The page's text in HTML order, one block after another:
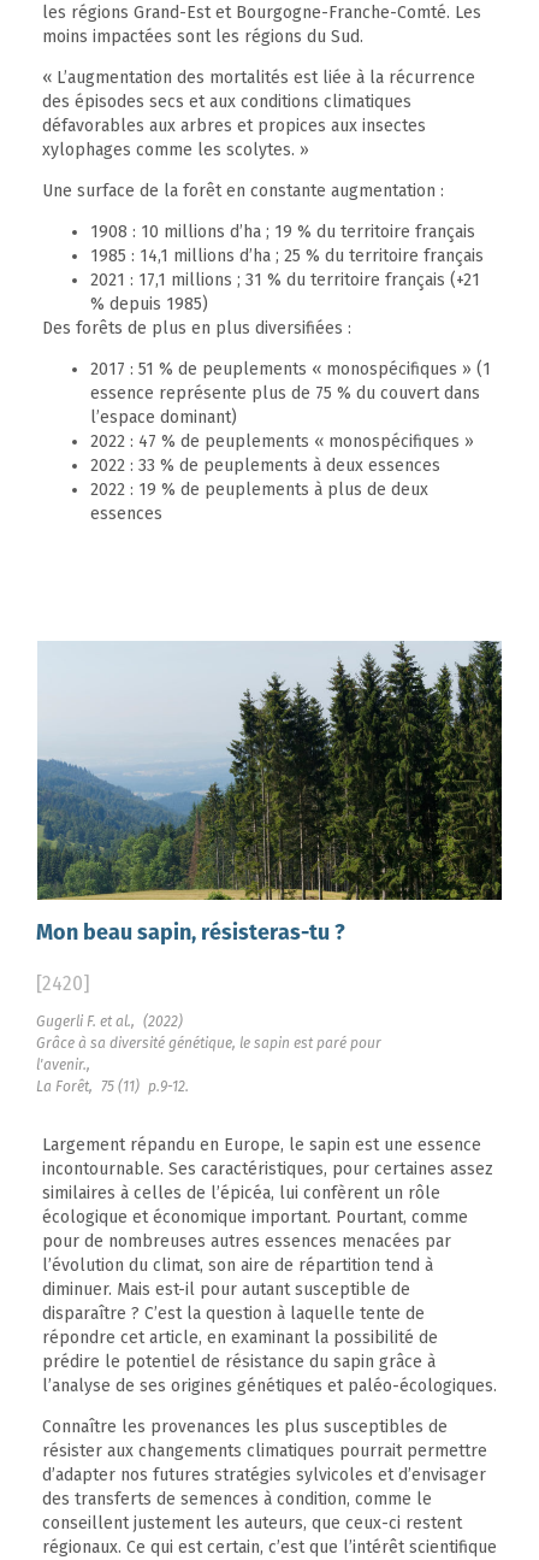
les régions Grand-Est et Bourgogne-Franche-Comté. Les
moins impactées sont les régions du Sud.
« L’augmentation des mortalités est liée à la récurrence
des épisodes secs et aux conditions climatiques
défavorables aux arbres et propices aux insectes
xylophages comme les scolytes. »
Une surface de la forêt en constante augmentation :
1908 : 10 millions d’ha ; 19 % du territoire français
1985 : 14,1 millions d’ha ; 25 % du territoire français
2021 : 17,1 millions ; 31 % du territoire français (+21
% depuis 1985)
Des forêts de plus en plus diversifiées :
2017 : 51 % de peuplements « monospécifiques » (1
essence représente plus de 75 % du couvert dans
l’espace dominant)
2022 : 47 % de peuplements « monospécifiques »
2022 : 33 % de peuplements à deux essences
2022 : 19 % de peuplements à plus de deux
essences
Mon beau sapin, résisteras-tu ?
[2420]
Gugerli F. et al., (2022)
Grâce à sa diversité génétique, le sapin est paré pour
l'avenir.,
La Forêt,
75 (11) p.9-12.
Largement répandu en Europe, le sapin est une essence
incontournable. Ses caractéristiques, pour certaines assez
similaires à celles de l’épicéa, lui confèrent un rôle
écologique et économique important. Pourtant, comme
pour de nombreuses autres essences menacées par
l’évolution du climat, son aire de répartition tend à
diminuer. Mais est-il pour autant susceptible de
disparaître ? C’est la question à laquelle tente de
répondre cet article, en examinant la possibilité de
prédire le potentiel de résistance du sapin grâce à
l’analyse de ses origines génétiques et paléo-écologiques.
Connaître les provenances les plus susceptibles de
résister aux changements climatiques pourrait permettre
d’adapter nos futures stratégies sylvicoles et d’envisager
des transferts de semences à condition, comme le
conseillent justement les auteurs, que ceux-ci restent
régionaux. Ce qui est certain, c’est que l’intérêt scientifique